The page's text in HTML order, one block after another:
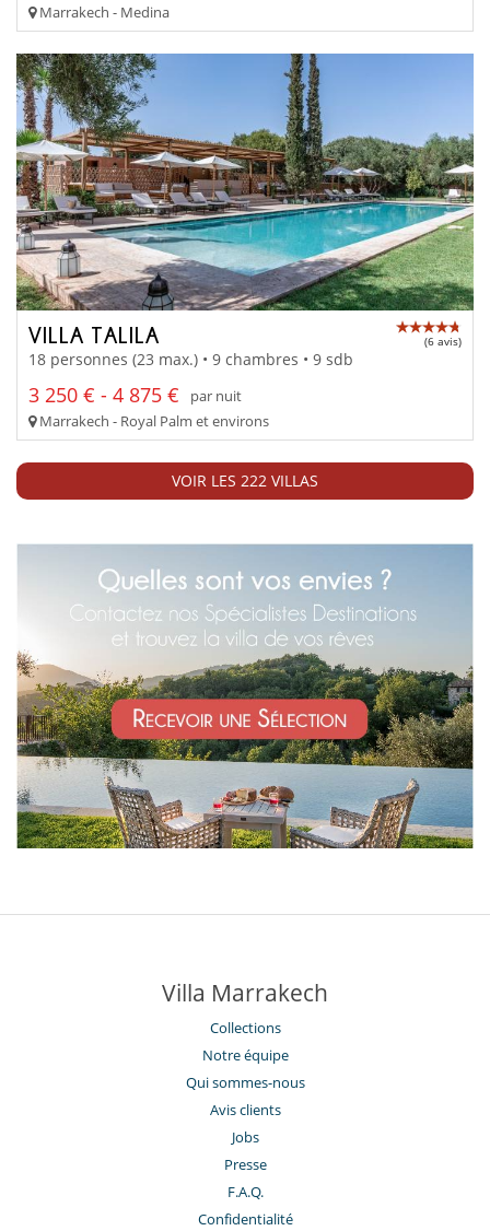
Marrakech - Medina
VILLA TALILA (6 avis)
18 personnes (23 max.) • 9 chambres • 9 sdb
3 250 € - 4 875 €
par nuit
Marrakech - Royal Palm et environs
VOIR LES 222 VILLAS
Villa Marrakech
Collections
Notre équipe
Qui sommes-nous
Avis clients
Jobs
Presse
F.A.Q.
Confidentialité